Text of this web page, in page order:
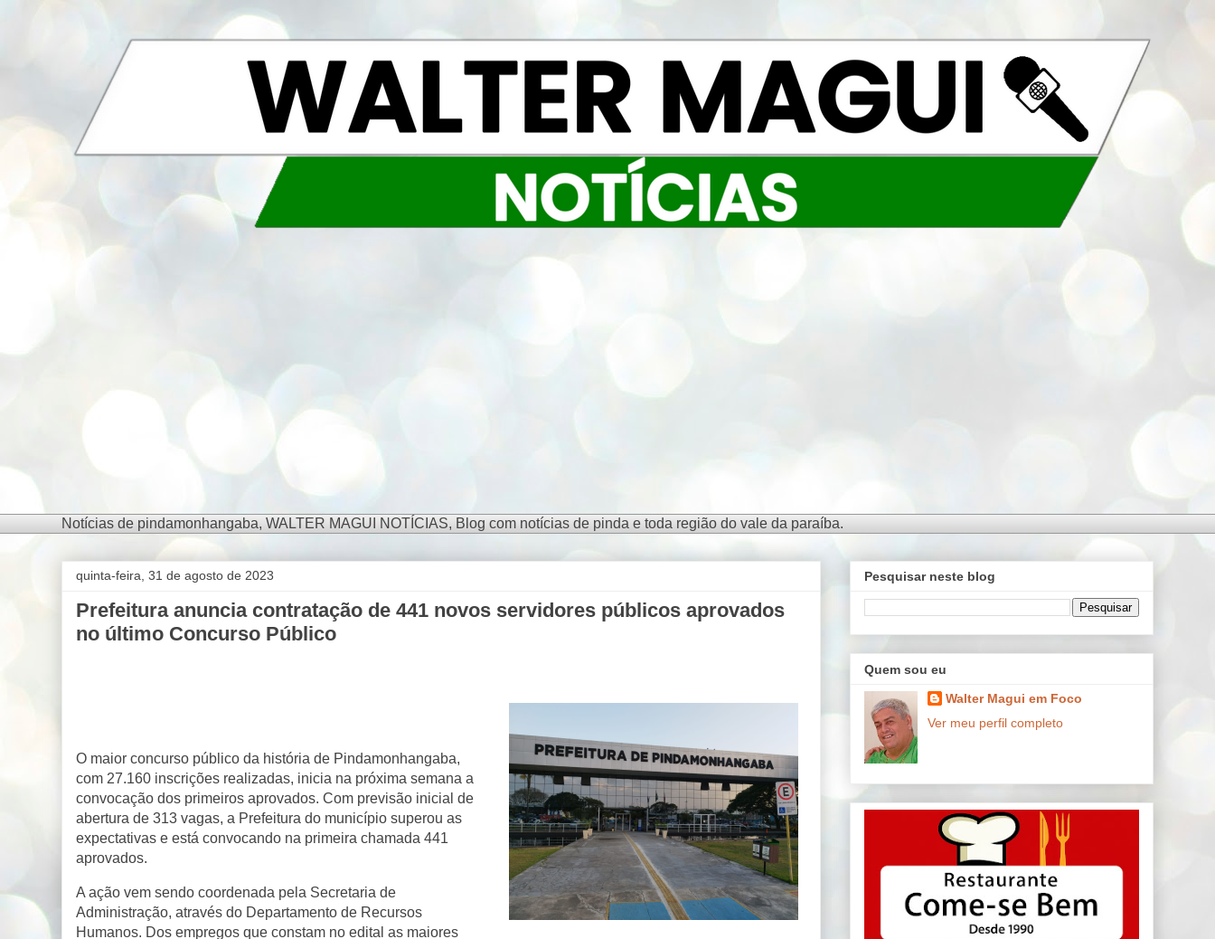
Notícias de pindamonhangaba, WALTER MAGUI NOTÍCIAS, Blog com notícias de pinda e toda região do vale da paraíba.
quinta-feira, 31 de agosto de 2023
Prefeitura anuncia contratação de 441 novos servidores públicos aprovados
no último Concurso Público
O maior concurso público da história de Pindamonhangaba,
com 27.160 inscrições realizadas, inicia na próxima semana a
convocação dos primeiros aprovados. Com previsão inicial de
abertura de 313 vagas, a Prefeitura do município superou as
expectativas e está convocando na primeira chamada 441
aprovados.
A ação vem sendo coordenada pela Secretaria de
Administração, através do Departamento de Recursos
Humanos. Dos empregos que constam no edital as maiores
Pesquisar neste blog
Quem sou eu
Walter Magui em Foco
Ver meu perfil completo